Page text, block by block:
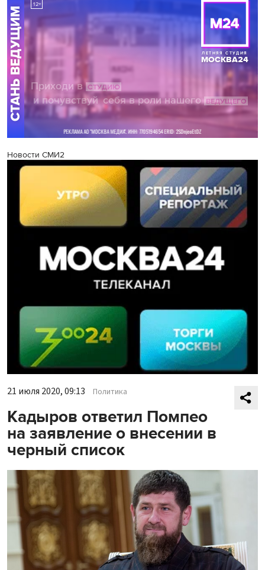
Новости СМИ2
21 июля 2020, 09:13 Политика
Кадыров ответил Помпео
на заявление о внесении в
черный список